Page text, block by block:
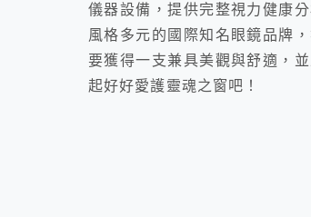
儀器設備，提供完整視力健康
風格多元的國際知名眼鏡品牌
要獲得一支兼具美觀與舒適，
起好好愛護靈魂之窗吧！